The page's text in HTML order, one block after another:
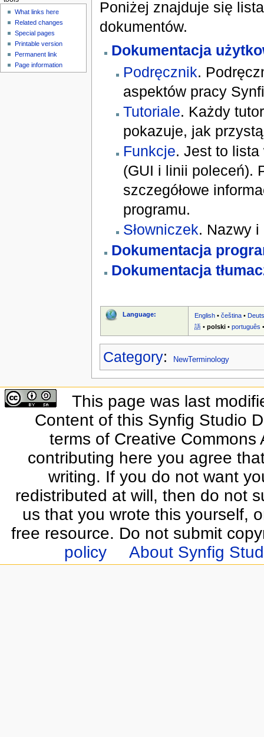
Poniżej znajduje się
dokumentów.
Dokumentacja
Podręcznik.
aspektów pracy
Tutoriale. Każdy
pokazuje, jak
Funkcje. Jest to
(GUI i linii poleceń).
szczegółowe
programu.
Słowniczek. Nazwy
Dokumentacja
Dokumentacja
Language: English •čeština •
語 •polski •português
Category: NewTerminology
What links here
Related changes
Special pages
Printable version
Permanent link
Page information
This page was last
Content of this Synfig Studio
terms of Creative
contributing here you agree
writing. If you do not want
redistributed at will, then do not
us that you wrote this yourself,
free resource. Do not submit
policy
About Synfig